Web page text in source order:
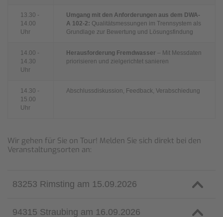
13.30 -
14.00
Uhr
Umgang mit den Anforderungen aus dem DWA-
A 102-2: Qualitätsmessungen im Trennsystem als
Grundlage zur Bewertung und Lösungsfindung
14.00 -
14.30
Uhr
Herausforderung Fremdwasser – Mit Messdaten
priorisieren und zielgerichtet sanieren
14.30 -
15.00
Uhr
Abschlussdiskussion, Feedback, Verabschiedung
Wir gehen für Sie on Tour! Melden Sie sich direkt bei den
Veranstaltungsorten an:
83253 Rimsting am 15.09.2026
94315 Straubing am 16.09.2026